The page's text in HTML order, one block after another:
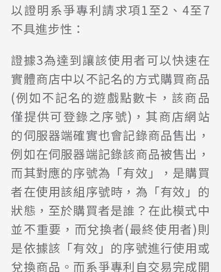
以證明系爭專利請求項1至2、4至7
不具進步性：
證據3為達到讓該使用者可以快速在
實體商店中以不記名的方式購買商品
(例如不記名的遊戲點數卡，該商品
僅提供可登錄之序號)，其商店網站
的伺服器端確實也會記錄商品售出，
例如在伺服器端記錄該商品被售出，
而其對應的序號為「有效」，是購買
者在使用該組序號時，為「有效」的
狀態，至於購買者是誰？在此模式中
並不重要，而兌換者(最終使用者)則
是依據該「有效」的序號進行使用或
兌換商品。而系爭專利自交易完成開